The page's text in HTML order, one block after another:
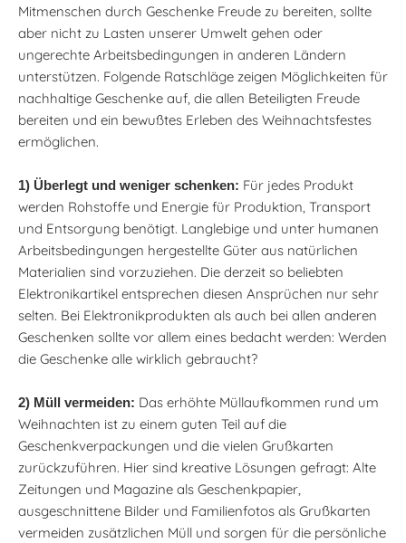
Mitmenschen durch Geschenke Freude zu bereiten, sollte
aber nicht zu Lasten unserer Umwelt gehen oder
ungerechte Arbeitsbedingungen in anderen Ländern
unterstützen. Folgende Ratschläge zeigen Möglichkeiten für
nachhaltige Geschenke auf, die allen Beteiligten Freude
bereiten und ein bewußtes Erleben des Weihnachtsfestes
ermöglichen.
1) Überlegt und weniger schenken: Für jedes Produkt
werden Rohstoffe und Energie für Produktion, Transport
und Entsorgung benötigt. Langlebige und unter humanen
Arbeitsbedingungen hergestellte Güter aus natürlichen
Materialien sind vorzuziehen. Die derzeit so beliebten
Elektronikartikel entsprechen diesen Ansprüchen nur sehr
selten. Bei Elektronikprodukten als auch bei allen anderen
Geschenken sollte vor allem eines bedacht werden: Werden
die Geschenke alle wirklich gebraucht?
2) Müll vermeiden: Das erhöhte Müllaufkommen rund um
Weihnachten ist zu einem guten Teil auf die
Geschenkverpackungen und die vielen Grußkarten
zurückzuführen. Hier sind kreative Lösungen gefragt: Alte
Zeitungen und Magazine als Geschenkpapier,
ausgeschnittene Bilder und Familienfotos als Grußkarten
vermeiden zusätzlichen Müll und sorgen für die persönliche